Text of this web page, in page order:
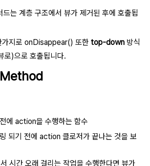
드는 계층 구조에서 뷰가 제거된 후에 호출됩
지로 onDisappear() 또한 top-down 방식
로)으로 호출됩니다.
에 action을 수행하는 함수
되기 전에 action 클로저가 끝나는 것을 보
시간 오래 걸리는 작업을 수행한다면 뷰가